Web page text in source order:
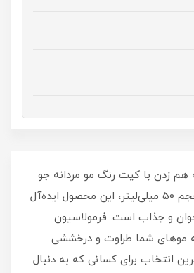
زدن با کیت رنگ مو مردانه جو
گندمی دوماسی! با حجم 50 میلی‌لیتر، این محصول ایده‌آل
و جذاب است. فرمولاسیون
موهای شما طراوت و درخششی
انتخاب برای کسانی که به دنبال